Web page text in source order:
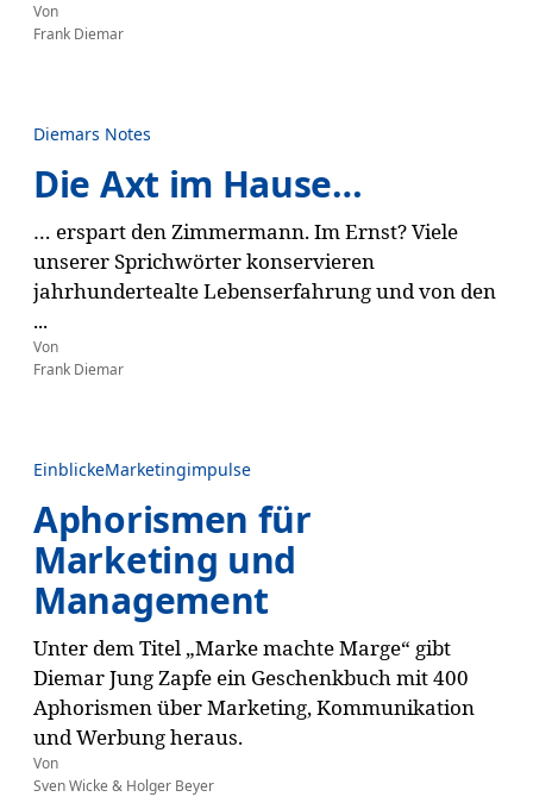
Von
Frank Diemar
Diemars Notes
Die Axt im Hause…
… erspart den Zimmermann. Im Ernst? Viele
unserer Sprichwörter konservieren
jahrhundertealte Lebenserfahrung und von den
...
Von
Frank Diemar
EinblickeMarketingimpulse
Aphorismen für
Marketing und
Management
Unter dem Titel „Marke machte Marge“ gibt
Diemar Jung Zapfe ein Geschenkbuch mit 400
Aphorismen über Marketing, Kommunikation
und Werbung heraus.
Von
Sven Wicke & Holger Beyer